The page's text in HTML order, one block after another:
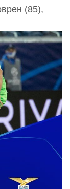
(85),